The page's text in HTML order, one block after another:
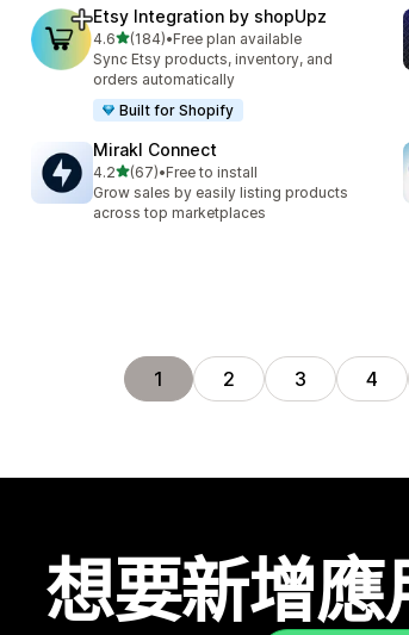
Etsy Integration by shopUpz
4.6滿分 5 顆星
(184)
共有 184 則評價
•Free plan available
Sync Etsy products, inventory, and
orders automatically
Built for Shopify
Mirakl Connect
4.2滿分 5 顆星
(67)
共有 67 則評價
•Free to install
Grow sales by easily listing products
across top marketplaces
1 2 3 4
想要新增應